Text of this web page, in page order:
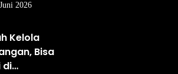
2026
Kelola
Bisa
di…